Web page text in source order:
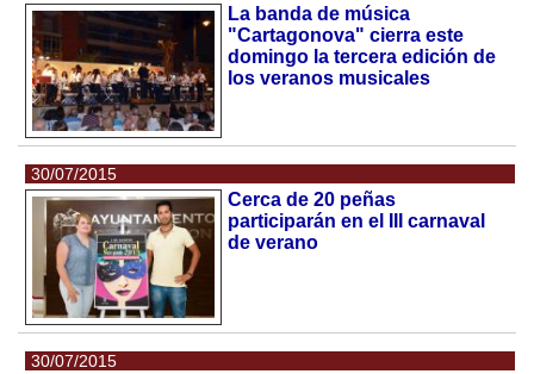
La banda de música
"Cartagonova" cierra este
domingo la tercera edición de
los veranos musicales
30/07/2015
Cerca de 20 peñas
participarán en el III carnaval
de verano
30/07/2015